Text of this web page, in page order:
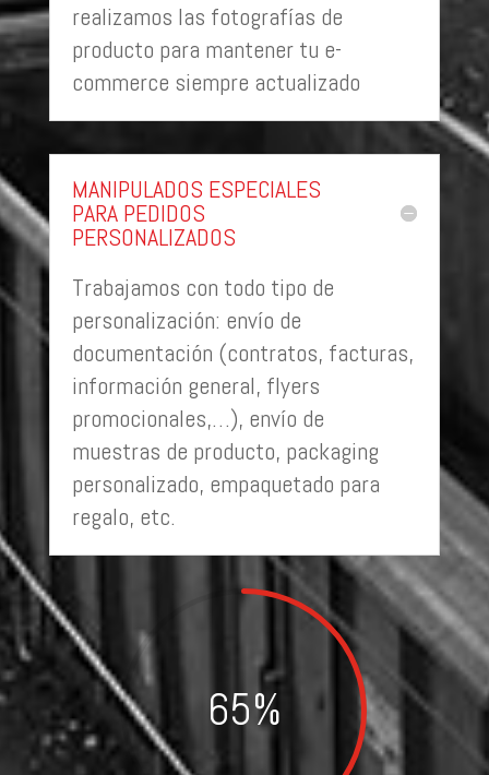
realizamos las fotografías de
producto para mantener tu e-
commerce siempre actualizado
MANIPULADOS ESPECIALES
PARA PEDIDOS
PERSONALIZADOS
Trabajamos con todo tipo de
personalización: envío de
documentación (contratos, facturas,
información general, flyers
promocionales,…), envío de
muestras de producto, packaging
personalizado, empaquetado para
regalo, etc.
65%